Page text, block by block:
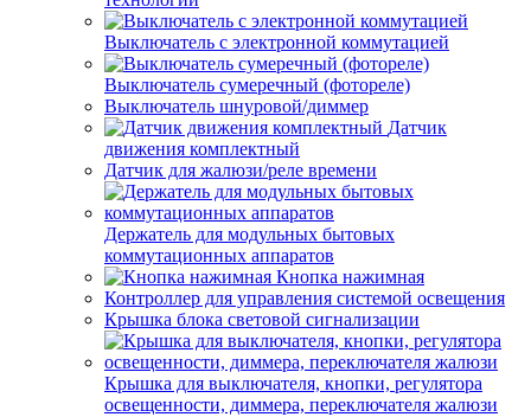
Выключатель с электронной коммутацией
Выключатель сумеречный (фотореле)
Выключатель шнуровой/диммер
Датчик
движения комплектный
Датчик для жалюзи/реле времени
Держатель для модульных бытовых
коммутационных аппаратов
Кнопка нажимная
Контроллер для управления системой освещения
Крышка блока световой сигнализации
Крышка для выключателя, кнопки, регулятора
освещенности, диммера, переключателя жалюзи